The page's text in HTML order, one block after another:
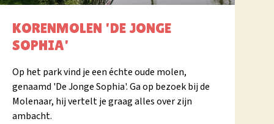
KORENMOLEN 'DE JONGE
SOPHIA'
Op het park vind je een échte oude molen,
genaamd 'De Jonge Sophia'. Ga op bezoek bij de
Molenaar, hij vertelt je graag alles over zijn
ambacht.